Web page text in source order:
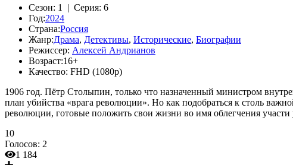
Сезон: 1 | Серия: 6
Год:2024
Страна:Россия
Жанр:Драма, Детективы, Исторические, Биографии
Режиссер: Алексей Андрианов
Возраст:16+
Качество: FHD (1080p)
1906 год. Пётр Столыпин, только что назначенный министром
план убийства «врага революции». Но как подобраться к столь
революции, готовые положить свои жизни во имя облегчения
10
Голосов: 2
1 184